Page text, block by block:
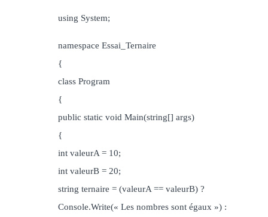
using System;
namespace Essai_Ternaire
{
class Program
{
public static void Main(string[] args)
{
int valeurA = 10;
int valeurB = 20;
string ternaire = (valeurA == valeurB) ?
Console.Write(« Les nombres sont égaux ») :